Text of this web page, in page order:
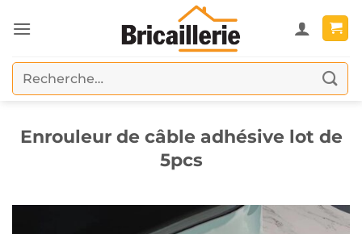
au
Recherche
pour :
Enrouleur de câble adhésive lot de
5pcs